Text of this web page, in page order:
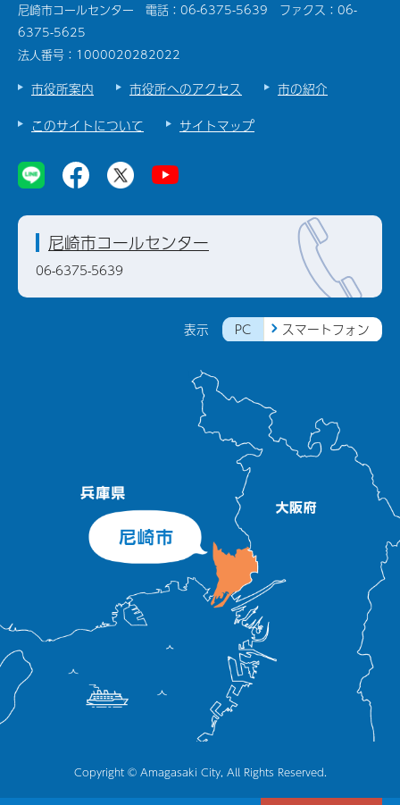
尼崎市コールセンター 電話：06-6375-5639 ファクス：06-
6375-5625
法人番号：1000020282022
市役所案内 市役所へのアクセス
市の紹介
このサイトについて
サイトマップ
表示 PC スマートフォン
尼崎市コールセンター
06-6375-5639
Copyright © Amagasaki City, All Rights Reserved.